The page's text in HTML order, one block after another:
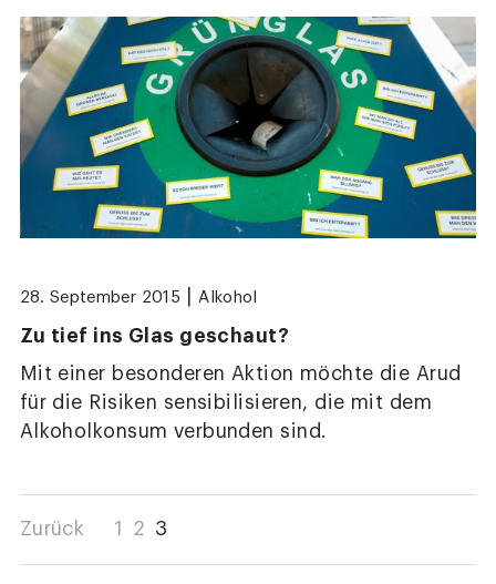
28. September 2015 Alkohol
Zu tief ins Glas geschaut?
Mit einer besonderen Aktion möchte die Arud
für die Risiken sensibilisieren, die mit dem
Alkoholkonsum verbunden sind.
Zurück 1 2 3